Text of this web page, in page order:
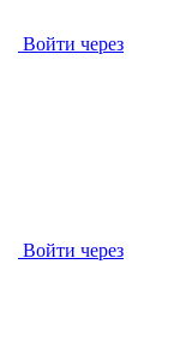
Войти через
Войти через